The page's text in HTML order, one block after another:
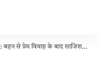
के बाद साजिश, पूरे परिवार का ब्रेनवॉश कर धर्मांतरण का दबाव, संपत्ति हड़पने का आरोप